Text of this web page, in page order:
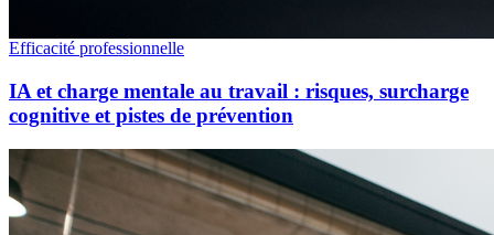
Efficacité professionnelle
IA et charge mentale au travail : risques, surcharge
cognitive et pistes de prévention